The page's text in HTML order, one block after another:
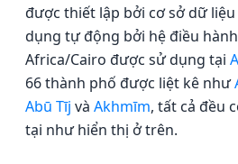
được thiết lập bởi cơ sở dữ liệu
dụng tự động bởi hệ điều
Africa/Cairo được sử dụng tại
66 thành phố được liệt kê như
Abū Tīj và Akhmīm, tất cả đều
tại như hiển thị ở trên.